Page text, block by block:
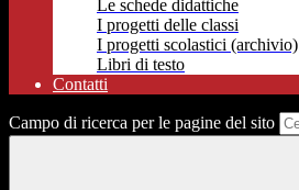
Le schede didattiche
I progetti delle classi
I progetti scolastici (archivio)
Libri di testo
Contatti
Campo di ricerca per le pagine del sito